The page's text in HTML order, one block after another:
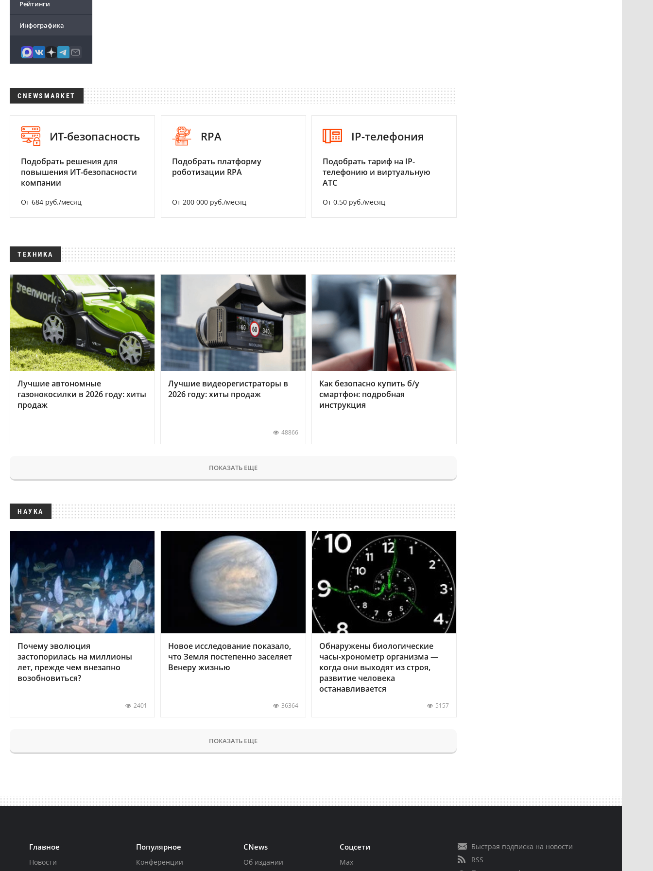
Рейтинги
Инфографика
CNEWSMARKET
ИТ-безопасность
Подобрать решения для
повышения ИТ-безопасности
компании
От 684 руб./месяц
RPA
Подобрать платформу
роботизации RPA
От 200 000 руб./месяц
IP-телефония
Подобрать тариф на IP-
телефонию и виртуальную
АТС
От 0.50 руб./месяц
ТЕХНИКА
Лучшие автономные
газонокосилки в 2026 году: хиты
продаж
Лучшие видеорегистраторы в
2026 году: хиты продаж
48866
Как безопасно купить б/у
смартфон: подробная
инструкция
ПОКАЗАТЬ ЕЩЕ
НАУКА
Почему эволюция
застопорилась на миллионы
лет, прежде чем внезапно
возобновиться?
2401
Новое исследование показало,
что Земля постепенно заселяет
Венеру жизнью
36364
Обнаружены биологические
часы-хронометр организма —
когда они выходят из строя,
развитие человека
останавливается
5157
ПОКАЗАТЬ ЕЩЕ
Главное
Новости
Популярное
Конференции
CNews
Об издании
Соцсети
Max
Быстрая подписка на новости
RSS